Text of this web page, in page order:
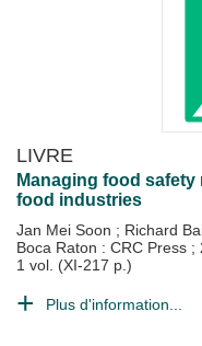
LIVRE
Managing food
food industries
Jan Mei Soon ; Richard
Boca Raton : CRC Press ;
1 vol. (XI-217 p.)
Plus d'information...